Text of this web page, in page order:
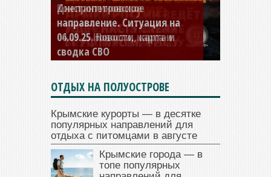
Константиновское
направление. Ситуация на
04.09.25 Новости, карта и
сводка СВО
ОТДЫХ НА ПОЛУОСТРОВЕ
Крымские курорты — в десятке
популярных направлений для
отдыха с питомцами в августе
Крымские города — в
топе популярных